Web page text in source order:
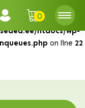
null in
htdocs/wp-
on line 22
0